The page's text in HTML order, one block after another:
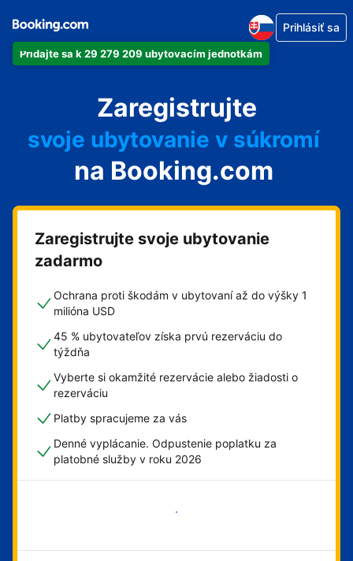
Pridajte sa k 29 279 209 ubytovacím jednotkám
Prihlásiť sa
Zaregistrujte
svoj hotel
svoje ubytovanie v súkromí
svoj penzión
svoje bed and breakfast
na Booking.com
Zaregistrujte svoje ubytovanie
zadarmo
Ochrana proti škodám v ubytovaní až do výšky 1
milióna USD
45 % ubytovateľov získa prvú rezerváciu do
týždňa
Vyberte si okamžité rezervácie alebo žiadosti o
rezerváciu
Platby spracujeme za vás
Denné vyplácanie. Odpustenie poplatku za
platobné služby v roku 2026